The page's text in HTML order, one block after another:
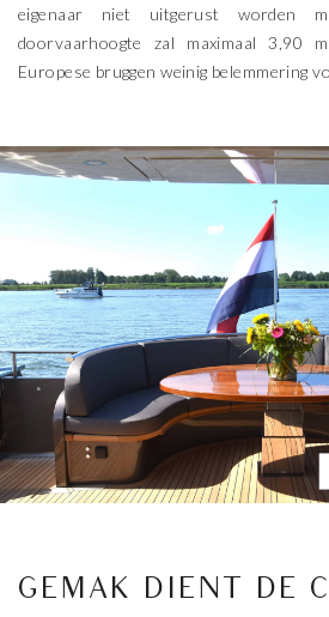
eigenaar niet uitgerust worden
doorvaarhoogte zal maximaal 3,90
Europese bruggen weinig belemmering
GEMAK DIENT DE